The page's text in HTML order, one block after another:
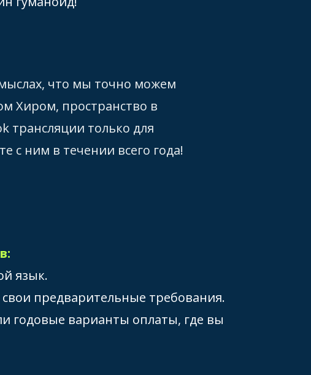
что мы точно можем
Хиром, пространство в
трансляции только для
с ним в течении всего года!
язык.
предварительные требования.
годовые варианты оплаты, где вы